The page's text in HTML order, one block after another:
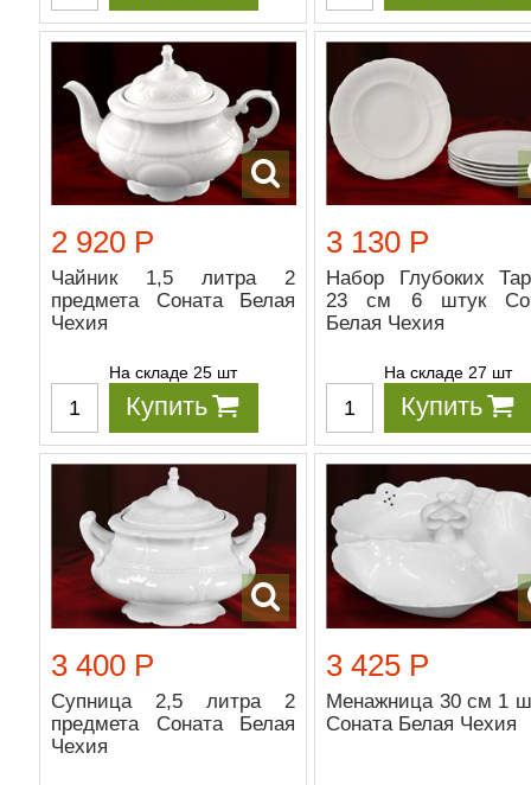
2 920 Р
Чайник 1,5 литра 2
предмета Соната Белая
Чехия
На складе 25 шт
Купить
3 130 Р
Набор Глубоких
23 см 6 штук
Белая Чехия
На складе 27 шт
Купить
3 400 Р
Супница 2,5 литра 2
предмета Соната Белая
Чехия
3 425 Р
Менажница 30 см 1
Соната Белая Чехия